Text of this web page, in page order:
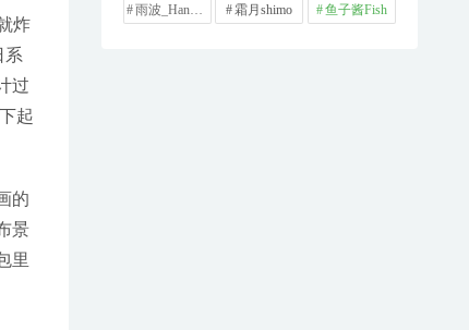
炸
系
过
起
的
景
里
雨波_HaneAme 霜月shimo 鱼子酱Fish